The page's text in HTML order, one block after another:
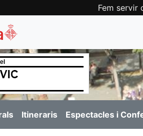
Fem servir
Itineraris Espectacles i